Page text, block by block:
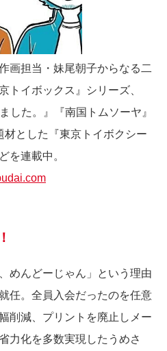
画担当・妹尾朝子からなる二
トイボックス』シリーズ、
した。』『南国トムソーヤ』
とした『東京トイボクシー
を連載中。
めんどーじゃん」という理由
任。全員入会だったのを任意
削減、プリントを廃止しメー
力化を多数実現したうめさ